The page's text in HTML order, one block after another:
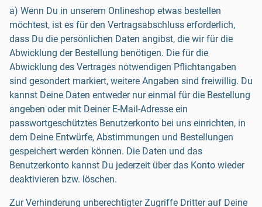
a) Wenn Du in unserem Onlineshop etwas bestellen
möchtest, ist es für den Vertragsabschluss erforderlich,
dass Du die persönlichen Daten angibst, die wir für die
Abwicklung der Bestellung benötigen. Die für die
Abwicklung des Vertrages notwendigen Pflichtangaben
sind gesondert markiert, weitere Angaben sind freiwillig. Du
kannst Deine Daten entweder nur einmal für die Bestellung
angeben oder mit Deiner E-Mail-Adresse ein
passwortgeschütztes Benutzerkonto bei uns einrichten, in
dem Deine Entwürfe, Abstimmungen und Bestellungen
gespeichert werden können. Die Daten und das
Benutzerkonto kannst Du jederzeit über das Konto wieder
deaktivieren bzw. löschen.
Zur Verhinderung unberechtigter Zugriffe Dritter auf Deine